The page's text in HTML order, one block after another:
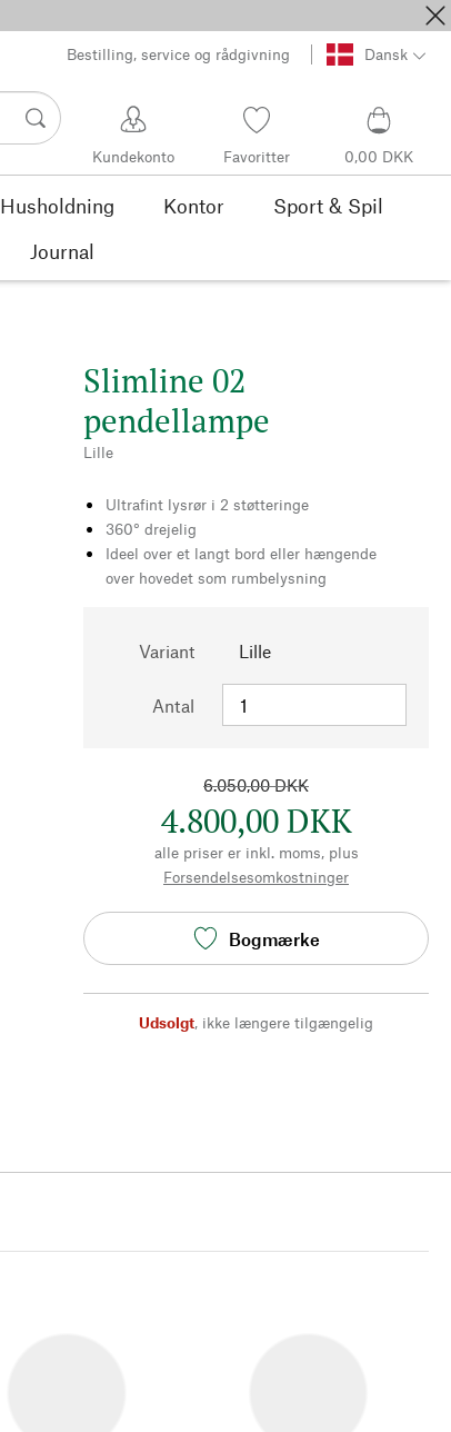
Bestilling, service og rådgivning Dansk
Kundekonto Favoritter 0,00 DKK
Husholdning Kontor
Sport & Spil
Journal
Slimline 02
pendellampe
Lille
Ultrafint lysrør i 2 støtteringe
360° drejelig
Ideel over et langt bord eller hængende
over hovedet som rumbelysning
Variant Lille
Antal
6.050,00 DKK
4.800,00 DKK
alle priser er inkl. moms, plus
Forsendelsesomkostninger
Bogmærke
Udsolgt, ikke længere tilgængelig